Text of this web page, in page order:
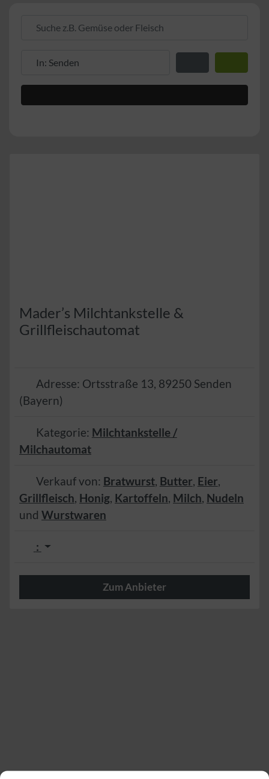
Mader’s Milchtankstelle &
Grillfleischautomat
Adresse: Ortsstraße 13, 89250 Senden
(Bayern)
Kategorie: Milchtankstelle /
Milchautomat
Verkauf von: Bratwurst, Butter, Eier,
Grillfleisch, Honig, Kartoffeln, Milch, Nudeln
und Wurstwaren
:
Zum Anbieter